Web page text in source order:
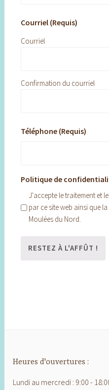
Courriel (Requis)
Courriel
Confirmation du courriel
Téléphone (Requis)
Politique de
J'accepte le traitement et
par ce site web ainsi que
Moulées du Nord.
Heures d'ouvertures :
Lundi au mercredi : 9:00 -